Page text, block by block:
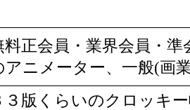
料正会員・業界会員・準
アニメーター、一般(画
３版くらいのクロッキ